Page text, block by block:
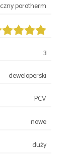
porotherm
3
deweloperski
PCV
nowe
duży